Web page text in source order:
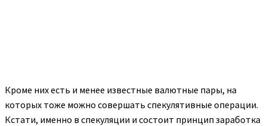
Кроме них есть и менее известные валютные пары, на
которых тоже можно совершать спекулятивные операции.
Кстати, именно в спекуляции и состоит принцип заработка